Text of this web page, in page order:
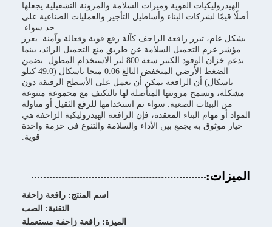
الهيدروليكيات القوية وميزات السلامة والمرونة التشغيلية يجعلها
أصلًا قيمًا لشركات البناء وأساطيل التأجير والعمليات الصناعية على
حد سواء.
بشكل عام، تبرز رافعة الزاحف كآلة رفع قوية وفعالة وآمنة. يعزز
مؤشر عزم التحميل السلامة عن طريق منع التحميل الزائد، بينما
يدعم خزان الوقود الكبير سعة 800 لتر الاستخدام المطول. يضمن
الضغط الأرضي المنخفض البالغ 0.06 ميجا باسكال (49.0 كيلو
باسكال) أن الرافعة يمكن أن تعمل على الأسطح الرقيقة دون
مشكلة، وتسمح مرونتها المتأصلة لها بالتكيف مع مجموعة متنوعة
من البيئات الصعبة. سواء تم استخدامها للرفع الثقيل أو مناولة
المواد أو مهام البناء المعقدة، فإن الرافعة الهيدروليكية الزاحفة هي
خيار موثوق به يجمع بين الأداء والسلامة والتنوع في حزمة واحدة
قوية.
الميزات:
اسم المنتج: رافعة زاحفة
التقنية: الصب
الميزة: رافعة زاحفة مستعملة